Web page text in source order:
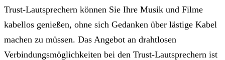
Trust-Lautsprechern können Sie Ihre Musik und Filme
kabellos genießen, ohne sich Gedanken über lästige Kabel
machen zu müssen. Das Angebot an drahtlosen
Verbindungsmöglichkeiten bei den Trust-Lautsprechern ist